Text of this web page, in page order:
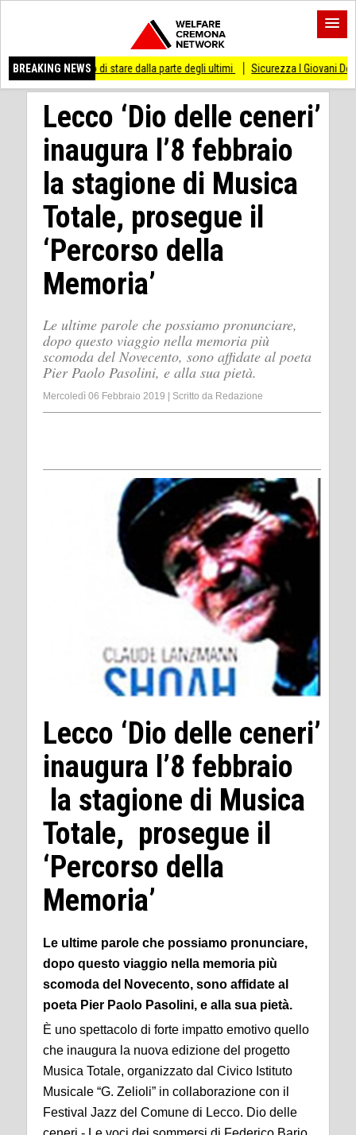
BREAKING NEWS
di stare dalla parte degli ultimi Sicurezza I Giovani Democratici
Lecco ‘Dio delle ceneri’
inaugura l’8 febbraio
la stagione di Musica
Totale, prosegue il
‘Percorso della
Memoria’
Le ultime parole che possiamo pronunciare,
dopo questo viaggio nella memoria più
scomoda del Novecento, sono affidate al poeta
Pier Paolo Pasolini, e alla sua pietà.
Mercoledì 06 Febbraio 2019 Scritto da Redazione
Lecco ‘Dio delle ceneri’
inaugura l’8 febbraio
la stagione di Musica
Totale, prosegue il
‘Percorso della
Memoria’
Le ultime parole che possiamo pronunciare,
dopo questo viaggio nella memoria più
scomoda del Novecento, sono affidate al
poeta Pier Paolo Pasolini, e alla sua pietà.
È uno spettacolo di forte impatto emotivo quello
che inaugura la nuova edizione del progetto
Musica Totale, organizzato dal Civico Istituto
Musicale “G. Zelioli” in collaborazione con il
Festival Jazz del Comune di Lecco. Dio delle